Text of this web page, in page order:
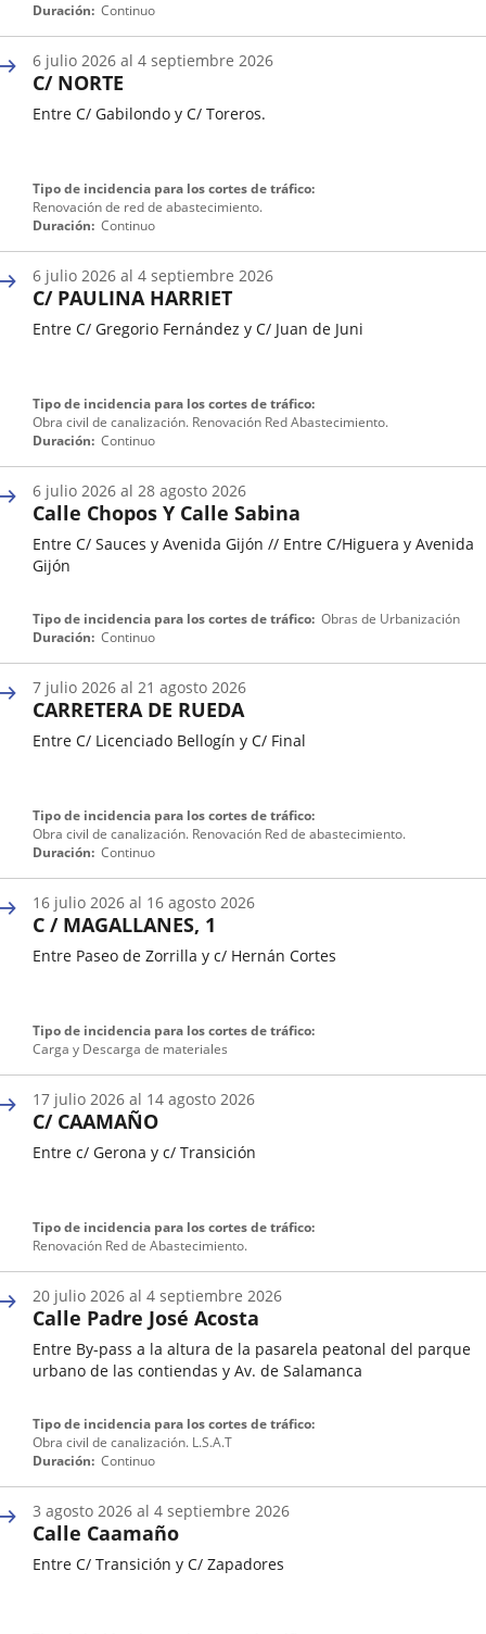
de
una
incidencia
tráfico
Duración Continuo
C/ NORTE
Entre C/ Gabilondo y C/ Toreros.
Fecha
de
inicio
incidencia
de
6 julio 2026 al 4 septiembre 2026
Tipo de incidencia para los cortes de tráfico
Renovación de red de abastecimiento.
Duración Continuo
C/ PAULINA HARRIET
Entre C/ Gregorio Fernández y C/ Juan de Juni
Fecha
de
inicio
incidencia
de
6 julio 2026 al 4 septiembre 2026
Tipo de incidencia para los cortes de tráfico
Obra civil de canalización. Renovación Red Abastecimiento.
Duración Continuo
Calle Chopos Y Calle Sabina
Entre C/ Sauces y Avenida Gijón // Entre C/Higuera y Avenida
Gijón
Fecha
de
una
incidencia
tráfico
6 julio 2026 al 28 agosto 2026
Tipo de incidencia para los cortes de tráfico Obras de Urbanización
Duración Continuo
CARRETERA DE RUEDA
Entre C/ Licenciado Bellogín y C/ Final
Fecha
de
inicio
incidencia
de
7 julio 2026 al 21 agosto 2026
Tipo de incidencia para los cortes de tráfico
Obra civil de canalización. Renovación Red de abastecimiento.
Duración Continuo
C / MAGALLANES, 1
Entre Paseo de Zorrilla y c/ Hernán Cortes
Fecha
de
una
incidencia
tráfico
16 julio 2026 al 16 agosto 2026
Tipo de incidencia para los cortes de tráfico
Carga y Descarga de materiales
C/ CAAMAÑO
Entre c/ Gerona y c/ Transición
Fecha
de
una
incidencia
tráfico
17 julio 2026 al 14 agosto 2026
Tipo de incidencia para los cortes de tráfico
Renovación Red de Abastecimiento.
Calle Padre José Acosta
Entre By-pass a la altura de la pasarela peatonal del parque
urbano de las contiendas y Av. de Salamanca
Fecha
de
inicio
incidencia
de
20 julio 2026 al 4 septiembre 2026
Tipo de incidencia para los cortes de tráfico
Obra civil de canalización. L.S.A.T
Duración Continuo
Calle Caamaño
Entre C/ Transición y C/ Zapadores
3 agosto 2026 al 4 septiembre 2026